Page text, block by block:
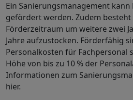
Ein Sanierungsmanagement kann
gefördert werden. Zudem
Förderzeitraum um weitere zwei
Jahre aufzustocken. Förderfähig
Personalkosten für Fachpersonal
Höhe von bis zu 10 % der
Informationen zum
hier.